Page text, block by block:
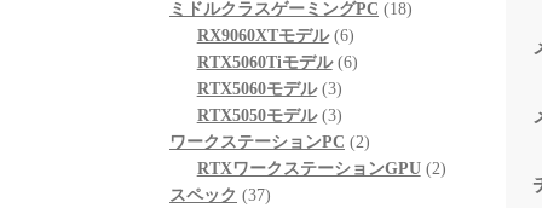
品
商
品
の
商
品
個
の
商
品
ミドルクラスゲーミングPC 1818
RX9060XTモデル 66
個
品
RTX5060Tiモデル 66
商
品
RTX5060モデル 33
個
の
商
RTX5050モデル 33
個
の
ワークステーションPC 22
個
RTXワークステーションGPU 22
スペック 3737